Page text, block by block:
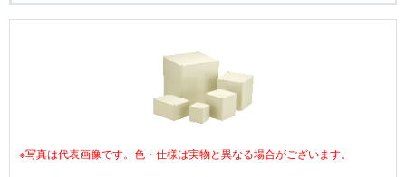
※写真は代表画像です。色・仕様は実物と異なる場合がございます。